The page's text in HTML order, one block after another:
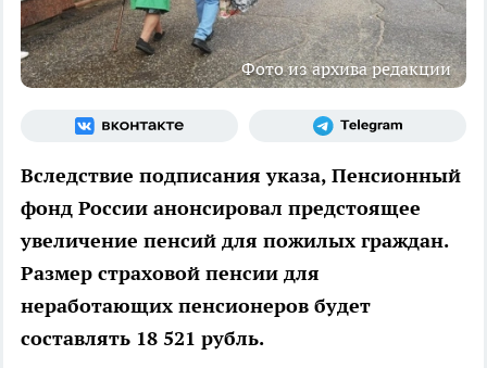
Фото из архива редакции
Вследствие подписания указа, Пенсионный
фонд России анонсировал предстоящее
увеличение пенсий для пожилых граждан.
Размер страховой пенсии для
неработающих пенсионеров будет
составлять 18 521 рубль.